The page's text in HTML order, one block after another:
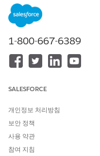
마스터카드 트랜잭션 보강
Mastercard 트랜잭션에
능한 정보를 제공하여 트
비즈니스 규칙을 사용하여
합니다. 결정 매트릭스를
과 올바른 공급자를 결정
1-800-667-6389
SALESFORCE
개인정보 처리방침
보안 정책
사용 약관
참여 지침